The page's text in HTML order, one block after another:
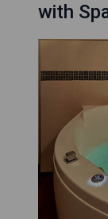
with